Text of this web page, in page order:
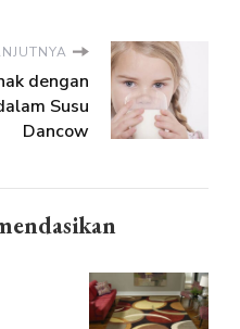
dengan
Susu
Dancow